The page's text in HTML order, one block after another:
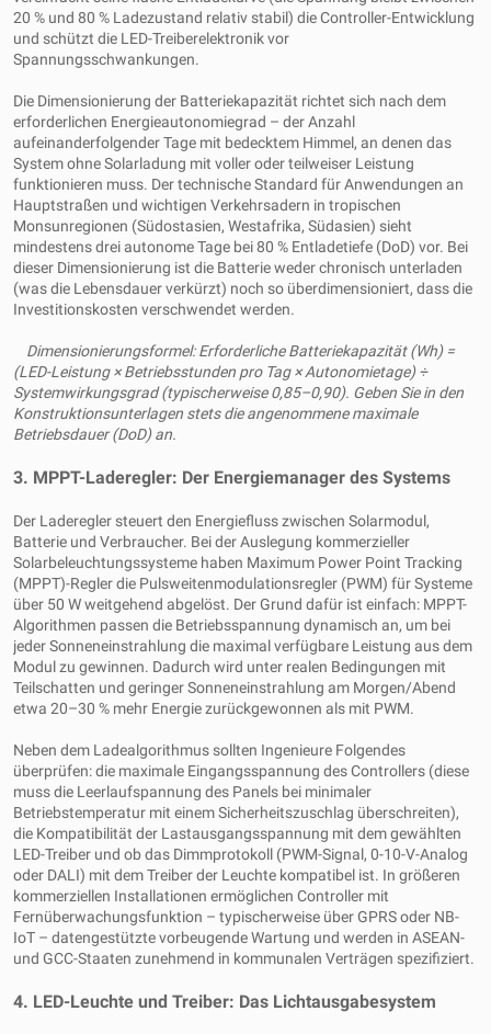
20 % und 80 % Ladezustand relativ stabil) die Controller-Entwicklung
und schützt die LED-Treiberelektronik vor
Spannungsschwankungen.
Die Dimensionierung der Batteriekapazität richtet sich nach dem
erforderlichen Energieautonomiegrad – der Anzahl
aufeinanderfolgender Tage mit bedecktem Himmel, an denen das
System ohne Solarladung mit voller oder teilweiser Leistung
funktionieren muss. Der technische Standard für Anwendungen an
Hauptstraßen und wichtigen Verkehrsadern in tropischen
Monsunregionen (Südostasien, Westafrika, Südasien) sieht
mindestens drei autonome Tage bei 80 % Entladetiefe (DoD) vor. Bei
dieser Dimensionierung ist die Batterie weder chronisch unterladen
(was die Lebensdauer verkürzt) noch so überdimensioniert, dass die
Investitionskosten verschwendet werden.
Dimensionierungsformel: Erforderliche Batteriekapazität (Wh) =
(LED-Leistung × Betriebsstunden pro Tag × Autonomietage) ÷
Systemwirkungsgrad (typischerweise 0,85–0,90). Geben Sie in den
Konstruktionsunterlagen stets die angenommene maximale
Betriebsdauer (DoD) an.
3. MPPT-Laderegler: Der Energiemanager des Systems
Der Laderegler steuert den Energiefluss zwischen Solarmodul,
Batterie und Verbraucher. Bei der Auslegung kommerzieller
Solarbeleuchtungssysteme haben Maximum Power Point Tracking
(MPPT)-Regler die Pulsweitenmodulationsregler (PWM) für Systeme
über 50 W weitgehend abgelöst. Der Grund dafür ist einfach: MPPT-
Algorithmen passen die Betriebsspannung dynamisch an, um bei
jeder Sonneneinstrahlung die maximal verfügbare Leistung aus dem
Modul zu gewinnen. Dadurch wird unter realen Bedingungen mit
Teilschatten und geringer Sonneneinstrahlung am Morgen/Abend
etwa 20–30 % mehr Energie zurückgewonnen als mit PWM.
Neben dem Ladealgorithmus sollten Ingenieure Folgendes
überprüfen: die maximale Eingangsspannung des Controllers (diese
muss die Leerlaufspannung des Panels bei minimaler
Betriebstemperatur mit einem Sicherheitszuschlag überschreiten),
die Kompatibilität der Lastausgangsspannung mit dem gewählten
LED-Treiber und ob das Dimmprotokoll (PWM-Signal, 0-10-V-Analog
oder DALI) mit dem Treiber der Leuchte kompatibel ist. In größeren
kommerziellen Installationen ermöglichen Controller mit
Fernüberwachungsfunktion – typischerweise über GPRS oder NB-
IoT – datengestützte vorbeugende Wartung und werden in ASEAN-
und GCC-Staaten zunehmend in kommunalen Verträgen spezifiziert.
4. LED-Leuchte und Treiber: Das Lichtausgabesystem